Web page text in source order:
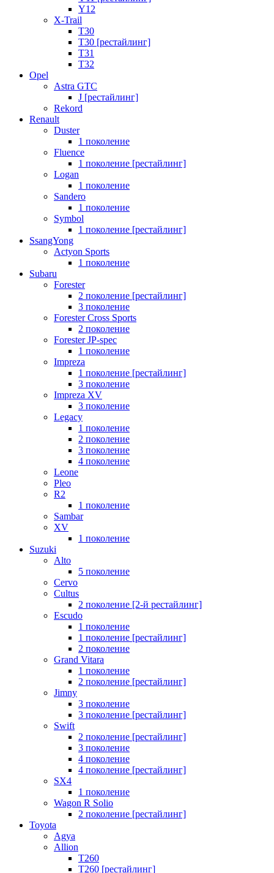
Y12
X-Trail
T30
T30 [рестайлинг]
T31
T32
Opel
Astra GTC
J [рестайлинг]
Rekord
Renault
Duster
1 поколение
Fluence
1 поколение [рестайлинг]
Logan
1 поколение
Sandero
1 поколение
Symbol
1 поколение [рестайлинг]
SsangYong
Actyon Sports
1 поколение
Subaru
Forester
2 поколение [рестайлинг]
3 поколение
Forester Cross Sports
2 поколение
Forester JP-spec
1 поколение
Impreza
1 поколение [рестайлинг]
3 поколение
Impreza XV
3 поколение
Legacy
1 поколение
2 поколение
3 поколение
4 поколение
Leone
Pleo
R2
1 поколение
Sambar
XV
1 поколение
Suzuki
Alto
5 поколение
Cervo
Cultus
2 поколение [2-й рестайлинг]
Escudo
1 поколение
1 поколение [рестайлинг]
2 поколение
Grand Vitara
1 поколение
2 поколение [рестайлинг]
Jimny
3 поколение
3 поколение [рестайлинг]
Swift
2 поколение [рестайлинг]
3 поколение
4 поколение
4 поколение [рестайлинг]
SX4
1 поколение
Wagon R Solio
2 поколение [рестайлинг]
Toyota
Agya
Allion
T260
T260 [рестайлинг]